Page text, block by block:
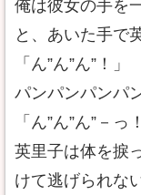
俺は彼女の手を
と、あいた手で
「ん”ん”ん”！」
パンパンパンパ
「ん”ん”ん”－っ
英里子は体を捩
けて逃げられな